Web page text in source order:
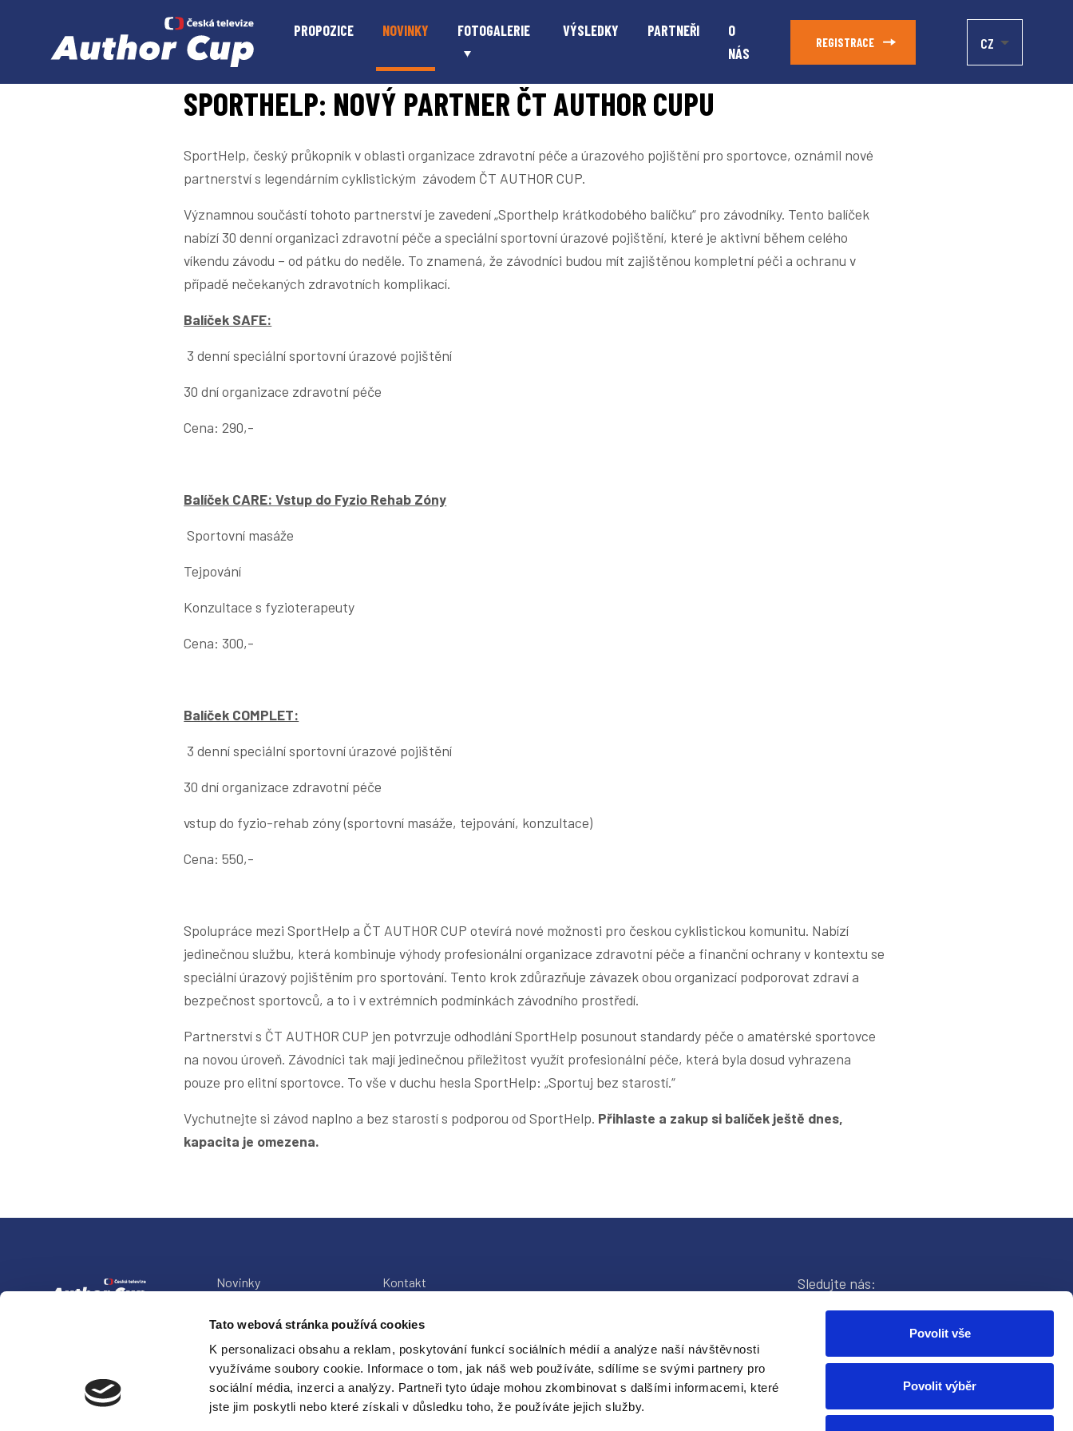
Tato webová stránka používá cookies
K personalizaci obsahu a reklam, poskytování funkcí sociálních médií a analýze naší návštěvnosti
využíváme soubory cookie. Informace o tom, jak náš web používáte, sdílíme se svými partnery pro
sociální média, inzerci a analýzy. Partneři tyto údaje mohou zkombinovat s dalšími informacemi, které
jste jim poskytli nebo které získali v důsledku toho, že používáte jejich služby.
Povolit vše
Povolit výběr
PROPOZICE
NOVINKY FOTOGALERIE VÝSLEDKY PARTNEŘI
O
NÁS
REGISTRACE CZ
SPORTHELP: NOVÝ PARTNER ČT AUTHOR CUPU
SportHelp, český průkopník v oblasti organizace zdravotní péče a úrazového pojištění pro sportovce, oznámil nové
partnerství s legendárním cyklistickým závodem ČT AUTHOR CUP.
Významnou součástí tohoto partnerství je zavedení „Sporthelp krátkodobého balíčku“ pro závodníky. Tento balíček
nabízí 30 denní organizaci zdravotní péče a speciální sportovní úrazové pojištění, které je aktivní během celého
víkendu závodu – od pátku do neděle. To znamená, že závodníci budou mít zajištěnou kompletní péči a ochranu v
případě nečekaných zdravotních komplikací.
Balíček SAFE:
3 denní speciální sportovní úrazové pojištění
30 dní organizace zdravotní péče
Cena: 290,-
Balíček CARE: Vstup do Fyzio Rehab Zóny
Sportovní masáže
Tejpování
Konzultace s fyzioterapeuty
Cena: 300,-
Balíček COMPLET:
3 denní speciální sportovní úrazové pojištění
30 dní organizace zdravotní péče
vstup do fyzio-rehab zóny (sportovní masáže, tejpování, konzultace)
Cena: 550,-
Spolupráce mezi SportHelp a ČT AUTHOR CUP otevírá nové možnosti pro českou cyklistickou komunitu. Nabízí
jedinečnou službu, která kombinuje výhody profesionální organizace zdravotní péče a finanční ochrany v kontextu se
speciální úrazový pojištěním pro sportování. Tento krok zdůrazňuje závazek obou organizací podporovat zdraví a
bezpečnost sportovců, a to i v extrémních podmínkách závodního prostředí.
Partnerství s ČT AUTHOR CUP jen potvrzuje odhodlání SportHelp posunout standardy péče o amatérské sportovce
na novou úroveň. Závodníci tak mají jedinečnou příležitost využít profesionální péče, která byla dosud vyhrazena
pouze pro elitní sportovce. To vše v duchu hesla SportHelp: „Sportuj bez starostí.“
Vychutnejte si závod naplno a bez starostí s podporou od SportHelp. Přihlaste a zakup si balíček ještě dnes,
kapacita je omezena.
Novinky
Pravidla
Partneři
Kontakt
údajů
Sledujte nás: